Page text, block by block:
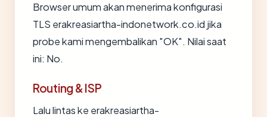
Browser umum akan menerima konfigurasi
TLS erakreasiartha-indonetwork.co.id jika
probe kami mengembalikan "OK". Nilai saat
ini: No.
Routing & ISP
Lalu lintas ke erakreasiartha-